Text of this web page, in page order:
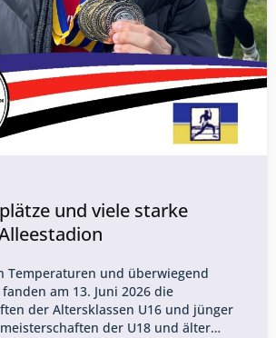
und viele starke
Temperaturen und überwiegend
am 13. Juni 2026 die
der Altersklassen U16 und jünger
der U18 und älter…